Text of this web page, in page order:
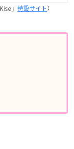
」 特設サイト）